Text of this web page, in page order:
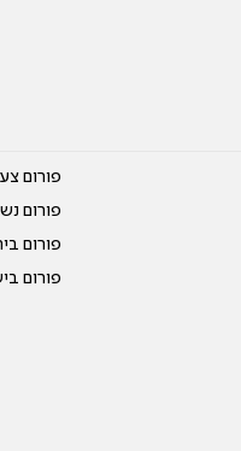
פורום
פורום
פורום
פורום